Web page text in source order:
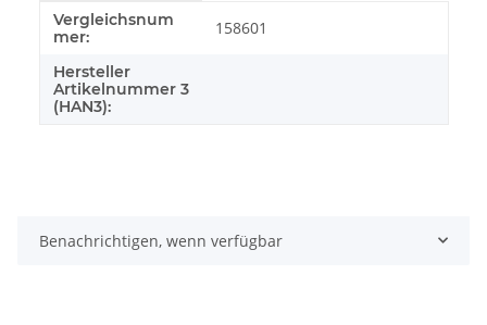
Produkteigenschaft
Wert
Vergleichsnum
mer:
158601
Hersteller
Artikelnummer 3
(HAN3):
Benachrichtigen, wenn verfügbar